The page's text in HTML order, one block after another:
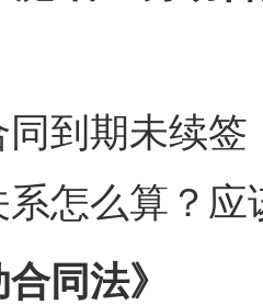
期未续签
怎么算？应
同法》